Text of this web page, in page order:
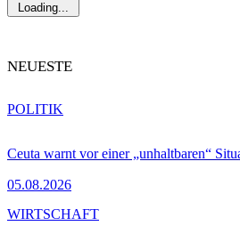
Loading...
NEUESTE
Ceuta warnt vor einer „unhaltbaren“
05.08.2026
POLITIK
WIRTSCHAFT